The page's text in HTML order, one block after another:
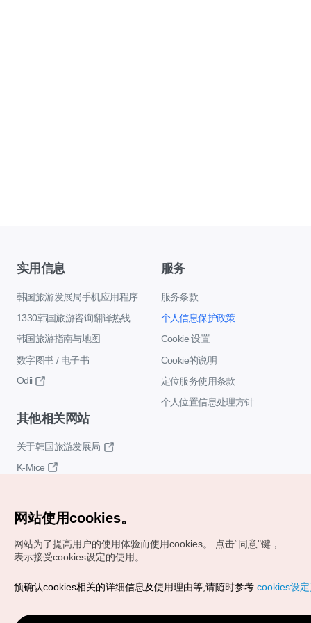
实用信息
韩国旅游发展局手机应用程序
1330韩国旅游咨询翻译热线
韩国旅游指南与地图
数字图书 / 电子书
Odii
服务
服务条款
个人信息保护政策
Cookie 设置
Cookie的说明
定位服务使用条款
个人位置信息处理方针
其他相关网站
关于韩国旅游发展局
K-Mice
Copyrights (c) 韩国旅游发展局版权所有
VISITKOREA官方邮箱
网站使用cookies。
网站为了提高用户的使用体验而使用cookies。
点击“同意"键，
表示接受cookies设定的使用。
预确认cookies相关的详细信息及使用理由等,请随时参考 cookies设